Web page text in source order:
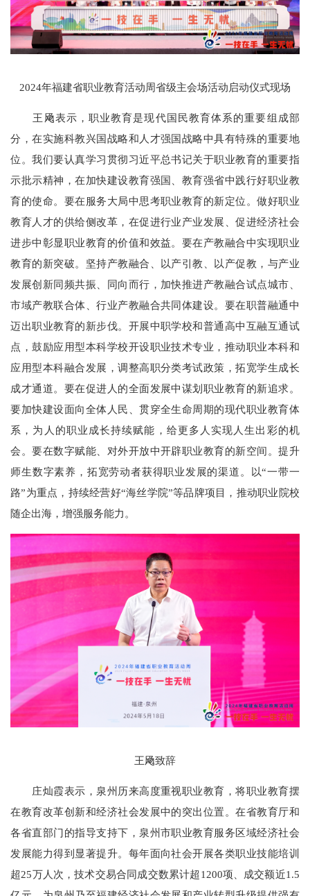
2024年福建省职业教育活动周省级主会场活动启动仪式现场
王飏表示，职业教育是现代国民教育体系的重要组成部
分，在实施科教兴国战略和人才强国战略中具有特殊的重要地
位。我们要认真学习贯彻习近平总书记关于职业教育的重要指
示批示精神，在加快建设教育强国、教育强省中践行好职业教
育的使命。要在服务大局中思考职业教育的新定位。做好职业
教育人才的供给侧改革，在促进行业产业发展、促进经济社会
进步中彰显职业教育的价值和效益。要在产教融合中实现职业
教育的新突破。坚持产教融合、以产引教、以产促教，与产业
发展创新同频共振、同向而行，加快推进产教融合试点城市、
市域产教联合体、行业产教融合共同体建设。要在职普融通中
迈出职业教育的新步伐。开展中职学校和普通高中互融互通试
点，鼓励应用型本科学校开设职业技术专业，推动职业本科和
应用型本科融合发展，调整高职分类考试政策，拓宽学生成长
成才通道。要在促进人的全面发展中谋划职业教育的新追求。
要加快建设面向全体人民、贯穿全生命周期的现代职业教育体
系，为人的职业成长持续赋能，给更多人实现人生出彩的机
会。要在数字赋能、对外开放中开辟职业教育的新空间。提升
师生数字素养，拓宽劳动者获得职业发展的渠道。以“一带一
路”为重点，持续经营好“海丝学院”等品牌项目，推动职业院校
随企出海，增强服务能力。
王飏致辞
庄灿霞表示，泉州历来高度重视职业教育，将职业教育摆
在教育改革创新和经济社会发展中的突出位置。在省教育厅和
各省直部门的指导支持下，泉州市职业教育服务区域经济社会
发展能力得到显著提升。每年面向社会开展各类职业技能培训
超25万人次，技术交易合同成交数累计超1200项、成交额近1.5